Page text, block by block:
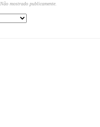
Não mostrado publicamente.